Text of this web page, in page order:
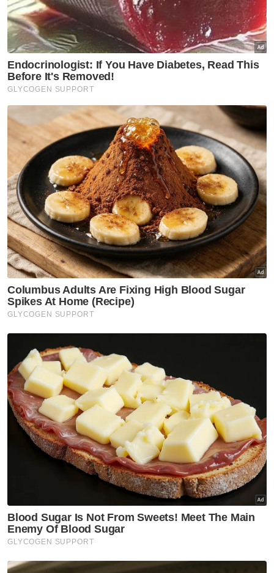
sehingga kes selesai," katanya.
Rosland (tengah) hadir ke Mahkamah Sesyen Kuala Lumpur
pada Khamis bagi menghadapi pertuduhan kes pernyataan
palsu kepada Bursa Malaysia, lima tahun lalu.
Bagaimanapun, peguam, S Shastidaran yang
mewakili lelaki itu merayu anak guamnya
diberi ikat jamin pada kadar rendah.